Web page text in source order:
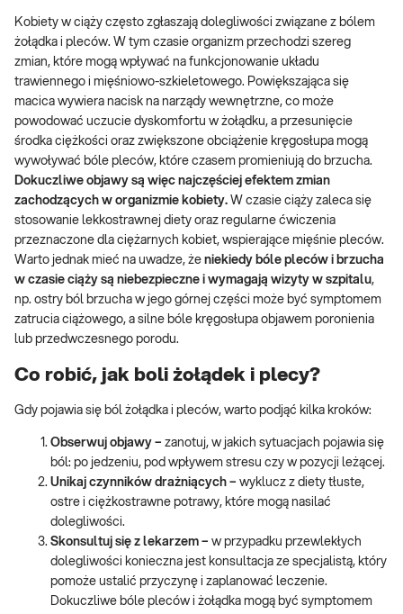
Kobiety w ciąży często zgłaszają dolegliwości związane z bólem
żołądka i pleców. W tym czasie organizm przechodzi szereg
zmian, które mogą wpływać na funkcjonowanie układu
trawiennego i mięśniowo-szkieletowego. Powiększająca się
macica wywiera nacisk na narządy wewnętrzne, co może
powodować uczucie dyskomfortu w żołądku, a przesunięcie
środka ciężkości oraz zwiększone obciążenie kręgosłupa mogą
wywoływać bóle pleców, które czasem promieniują do brzucha.
Dokuczliwe objawy są więc najczęściej efektem zmian
zachodzących w organizmie kobiety. W czasie ciąży zaleca się
stosowanie lekkostrawnej diety oraz regularne ćwiczenia
przeznaczone dla ciężarnych kobiet, wspierające mięśnie pleców.
Warto jednak mieć na uwadze, że niekiedy bóle pleców i brzucha
w czasie ciąży są niebezpieczne i wymagają wizyty w szpitalu,
np. ostry ból brzucha w jego górnej części może być symptomem
zatrucia ciążowego, a silne bóle kręgosłupa objawem poronienia
lub przedwczesnego porodu.
Co robić, jak boli żołądek i plecy?
Gdy pojawia się ból żołądka i pleców, warto podjąć kilka kroków:
Obserwuj objawy – zanotuj, w jakich sytuacjach pojawia się
ból: po jedzeniu, pod wpływem stresu czy w pozycji leżącej.
Unikaj czynników drażniących – wyklucz z diety tłuste,
ostre i ciężkostrawne potrawy, które mogą nasilać
dolegliwości.
Skonsultuj się z lekarzem – w przypadku przewlekłych
dolegliwości konieczna jest konsultacja ze specjalistą, który
pomoże ustalić przyczynę i zaplanować leczenie.
Dokuczliwe bóle pleców i żołądka mogą być symptomem